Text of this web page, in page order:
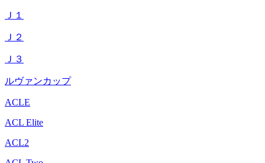
Ｊ１
Ｊ２
Ｊ３
ルヴァンカップ
ACLE
ACL Elite
ACL2